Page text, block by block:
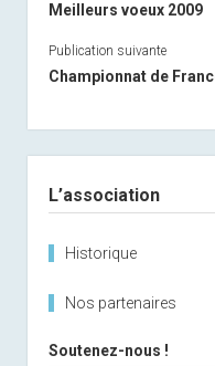
Meilleurs voeux 2009
Publication suivante
Championnat de
L’association
Historique
Nos partenaires
Soutenez-nous !